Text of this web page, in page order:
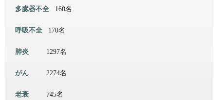
多臓器不全 160名
呼吸不全 170名
肺炎 1297名
がん 2274名
老衰 745名